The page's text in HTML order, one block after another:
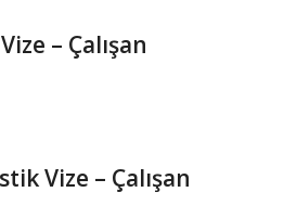
– Çalışan
Vize – Çalışan